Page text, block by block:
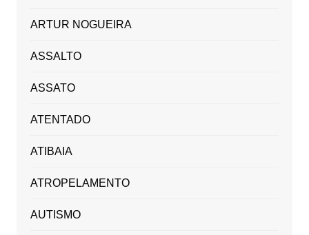
ARTUR NOGUEIRA
ASSALTO
ASSATO
ATENTADO
ATIBAIA
ATROPELAMENTO
AUTISMO